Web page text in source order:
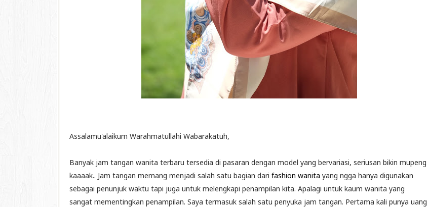
Assalamu'alaikum Warahmatullahi Wabarakatuh,
Banyak jam tangan wanita terbaru tersedia di pasaran dengan model yang bervariasi, seriusan bikin mupeng
kaaaak.. Jam tangan memang menjadi salah satu bagian dari fashion wanita yang ngga hanya digunakan
sebagai penunjuk waktu tapi juga untuk melengkapi penampilan kita. Apalagi untuk kaum wanita yang
sangat mementingkan penampilan. Saya termasuk salah satu penyuka jam tangan. Pertama kali punya uang